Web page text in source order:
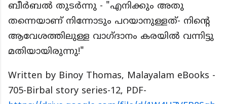
ബീർബൽ തുടർന്നു - "എനിക്കും അതു
തന്നെയാണ് നിന്നോടും പറയാനുള്ളത്- നിന്റെ
ആവേശത്തിലുള്ള വാഗ്ദാനം കരയിൽ വന്നിട്ടു
മതിയായിരുന്നു!"
Written by Binoy Thomas, Malayalam eBooks -
705-Birbal story series-12, PDF-